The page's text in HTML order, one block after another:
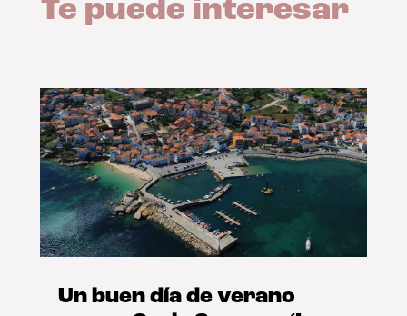
Te puede interesar
Un buen día de verano